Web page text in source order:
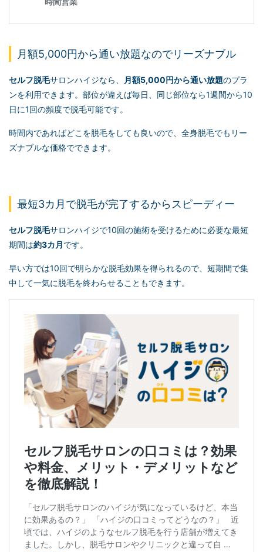
月額5,000円から通い放題なのでリーズナブル
セルフ脱毛サロンハイジなら、 月額5,000円から通い放題のプラ
ンを利用できます。部位が違えば毎日、同じ部位なら1週間から10
日に1回の頻度で脱毛可能です。
時間内であればどこを脱毛をしても良いので、全身脱毛でもリー
ズナブルな価格でできます。
最短3カ月で脱毛が完了するからスピーディー
セルフ脱毛サロンハイジで10回の施術を受けるために必要な最短
期間は約3カ月です。
早い方では10回で明らかな脱毛効果を得られるので、短期間で集
中して一気に脱毛を終わらせることもできます。